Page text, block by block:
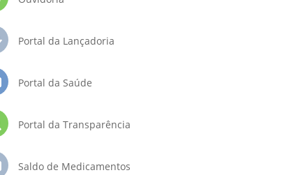
Portal da Lançadoria
Portal da Saúde
Portal da Transparência
Saldo de Medicamentos